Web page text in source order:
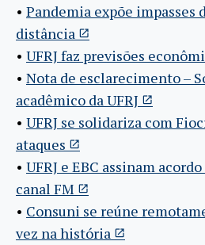
• Pandemia expõe impasses
distância
• UFRJ faz previsões
• Nota de esclarecimento –
acadêmico da UFRJ
• UFRJ se solidariza com
ataques
• UFRJ e EBC assinam
canal FM
• Consuni se reúne
vez na história